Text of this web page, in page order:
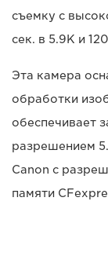
съемку с
сек. в 5.9K и
Эта камера
обработки
обеспечивает
разрешением
Canon с
памяти